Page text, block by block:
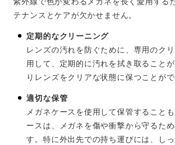
テナンスとケアが欠かせません。
定期的なクリーニング
レンズの汚れを防ぐために、専用のク
用して、定期的に汚れを拭き取ること
りレンズをクリアな状態に保つことがで
適切な保管
メガネケースを使用して保管すること
ースは、メガネを傷や衝撃から守るた
す。特に外出先での持ち運びには、し